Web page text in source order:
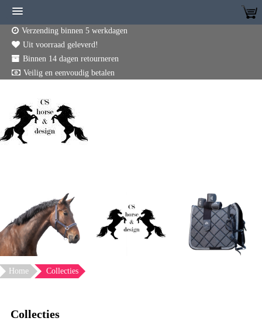
Verzending binnen 5 werkdagen
Uit voorraad geleverd!
Binnen 14 dagen retourneren
Veilig en eenvoudig betalen
Home Collecties
Collecties